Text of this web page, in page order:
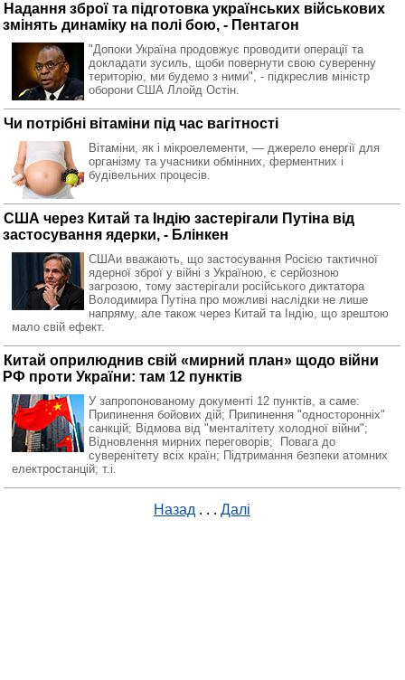
Надання зброї та підготовка українських військових
змінять динаміку на полі бою, - Пентагон
"Допоки Україна продовжує проводити операції та
докладати зусиль, щоби повернути свою суверенну
територію, ми будемо з ними", - підкреслив міністр
оборони США Ллойд Остін.
Чи потрібні вітаміни під час вагітності
Вітаміни, як і мікроелементи, — джерело енергії для
організму та учасники обмінних, ферментних і
будівельних процесів.
США через Китай та Індію застерігали Путіна від
застосування ядерки, - Блінкен
СШАи вважають, що застосування Росією тактичної
ядерної зброї у війні з Україною, є серйозною
загрозою, тому застерігали російського диктатора
Володимира Путіна про можливі наслідки не лише
напряму, але також через Китай та Індію, що зрештою
мало свій ефект.
Китай оприлюднив свій «мирний план» щодо війни
РФ проти України: там 12 пунктів
У запропонованому документі 12 пунктів, а саме:
Припинення бойових дій; Припинення "односторонніх"
санкцій; Відмова від "менталітету холодної війни";
Відновлення мирних переговорів; Повага до
суверенітету всіх країн; Підтримання безпеки атомних
електростанцій; т.і.
Назад . . . Далі